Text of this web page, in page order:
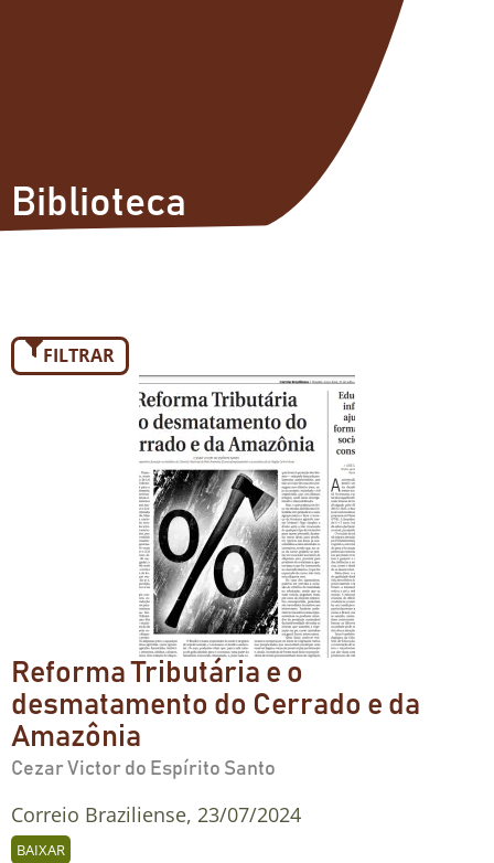
Biblioteca
Reforma Tributária e o
desmatamento do Cerrado e da
Amazônia
Cezar Victor do Espírito Santo
Correio Braziliense, 23/07/2024
BAIXAR
FILTRAR